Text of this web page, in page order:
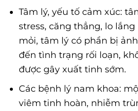
Tâm lý, yếu tố cảm xúc:
stress, căng thẳng, lo
mỏi, tâm lý có phần bị
đến tình trạng rối loạn,
được gây xuất tinh sớm.
Các bệnh lý nam khoa:
viêm tinh hoàn, nhiễm